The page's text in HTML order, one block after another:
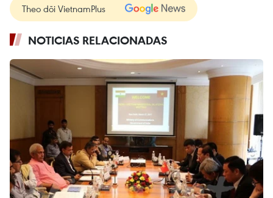
Theo dõi VietnamPlus
NOTICIAS RELACIONADAS